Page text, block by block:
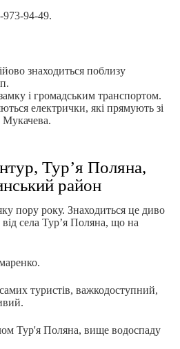
973-94-49.
знаходиться поблизу
і громадським транспортом.
електрички, які прямують зі
Тур’я Поляна,
район
пору року. Знаходиться це диво
села Тур’я Поляна, що на
самих туристів, важкодоступний,
Тур'я Поляна, вище водоспаду